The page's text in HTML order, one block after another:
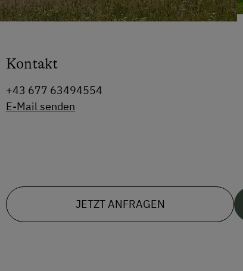
Kontakt
+43 677 63494554
E-Mail senden
JETZT ANFRAGEN